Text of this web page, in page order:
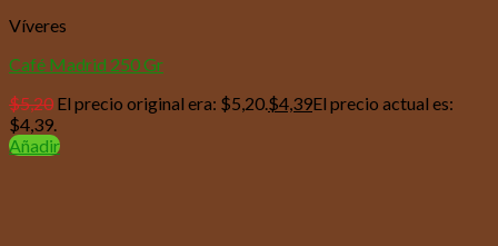
Víveres
Café Madrid 250 Gr
$5,20 El precio original era: $5,20. $4,39El precio actual es:
$4,39.
Añadir